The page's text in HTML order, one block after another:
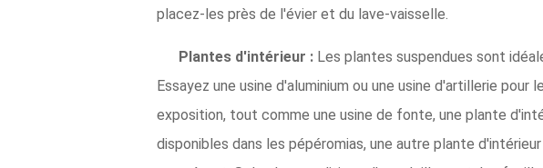
placez-les près de l'évier et du lave-vaisselle.
Plantes d'intérieur : Les plantes suspendues sont
Essayez une usine d'aluminium ou une usine d'artillerie
exposition, tout comme une usine de fonte, une plante
disponibles dans les pépéromias, une autre plante